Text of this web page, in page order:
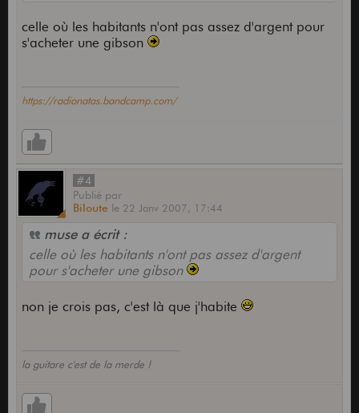
celle où les habitants n'ont pas assez d'argent pour
s'acheter une gibson
https://radionatas.bandcamp.com/
#4
Publié par
Biloute le 22 Janv 2007, 17:44
muse a écrit :
celle où les habitants n'ont pas assez d'argent
pour s'acheter une gibson
non je crois pas, c'est là que j'habite
la guitare c'est de la merde !